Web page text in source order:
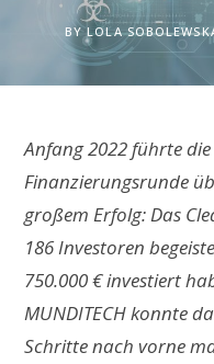
BYLOLA
Anfang 2022 führte die
Finanzierungsrunde
großem Erfolg: Das
186 Investoren
750.000 € investiert
MUNDITECH konnte
Schritte nach vorne